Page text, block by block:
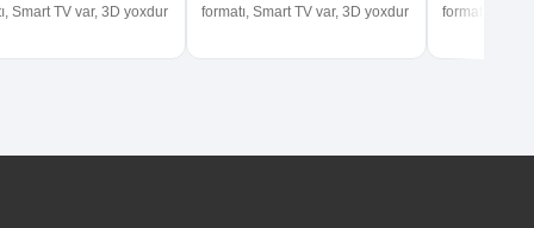
Smart TV var, 3D yoxdur
formatı, Smart TV var, 3D yoxdur
formatı,